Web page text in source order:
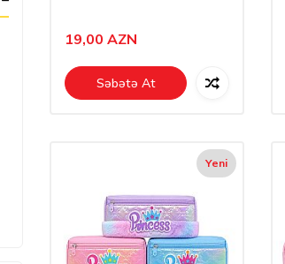
19,00 AZN
Səbətə At
Yeni